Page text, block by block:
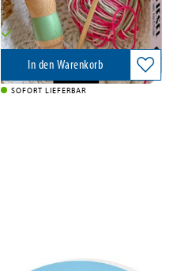
7,95 €
Versandkostenfrei in DE
In den Warenkorb
SOFORT LIEFERBAR